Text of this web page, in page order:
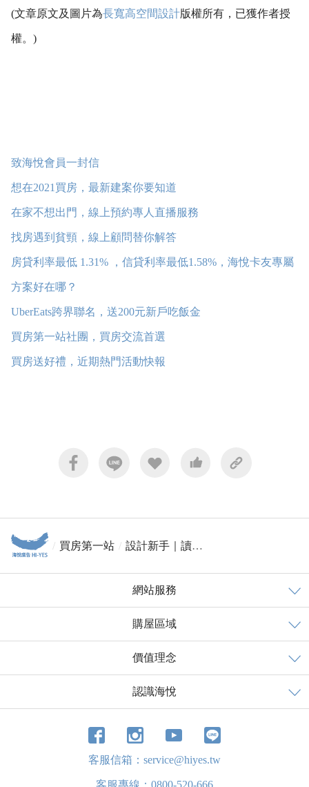
(文章原文及圖片為長寬高空間設計版權所有，已獲作者授
權。)
致海悅會員一封信
想在2021買房，最新建案你要知道
在家不想出門，線上預約專人直播服務
找房遇到貧頸，線上顧問替你解答
房貸利率最低 1.31% ，信貸利率最低1.58%，海悅卡友專屬
方案好在哪？
UberEats跨界聯名，送200元新戶吃飯金
買房第一站社團，買房交流首選
買房送好禮，近期熱門活動快報
買房第一站 設計新手｜讀懂立面圖的超能力get，從此擺脫圖盲
網站服務
購屋區域
價值理念
認識海悅
客服信箱：service@hiyes.tw
客服專線：0800-520-666